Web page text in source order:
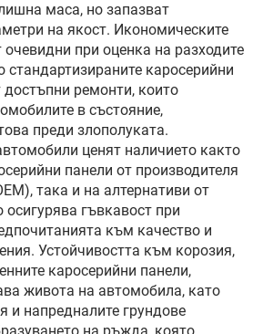
маса, но запазват
на якост. Икономическите
при оценка на разходите
стандартизираните каросерийни
достъпни ремонти, които
в състояние,
преди злополуката.
ценят наличието както
панели от производителя
така и на алтернативи от
осигурява гъвкавост при
към качество и
Устойчивостта към корозия,
каросерийни панели,
живота на автомобила, като
и напредналите грундове